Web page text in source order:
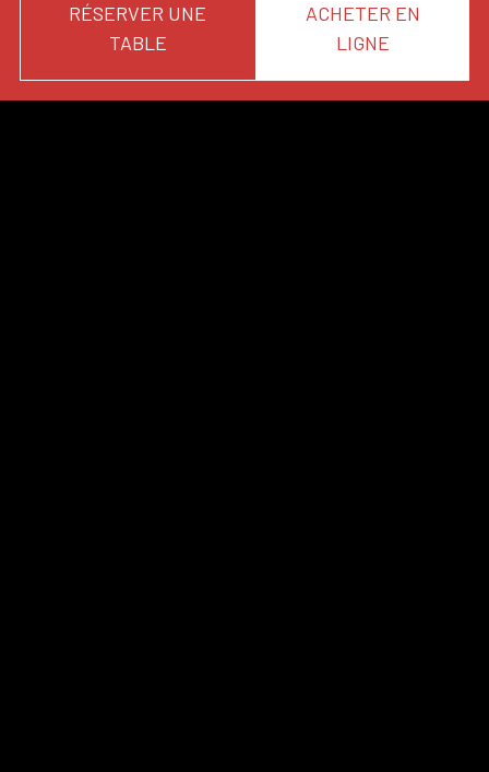
RÉSERVER UNE
TABLE
ACHETER EN
LIGNE